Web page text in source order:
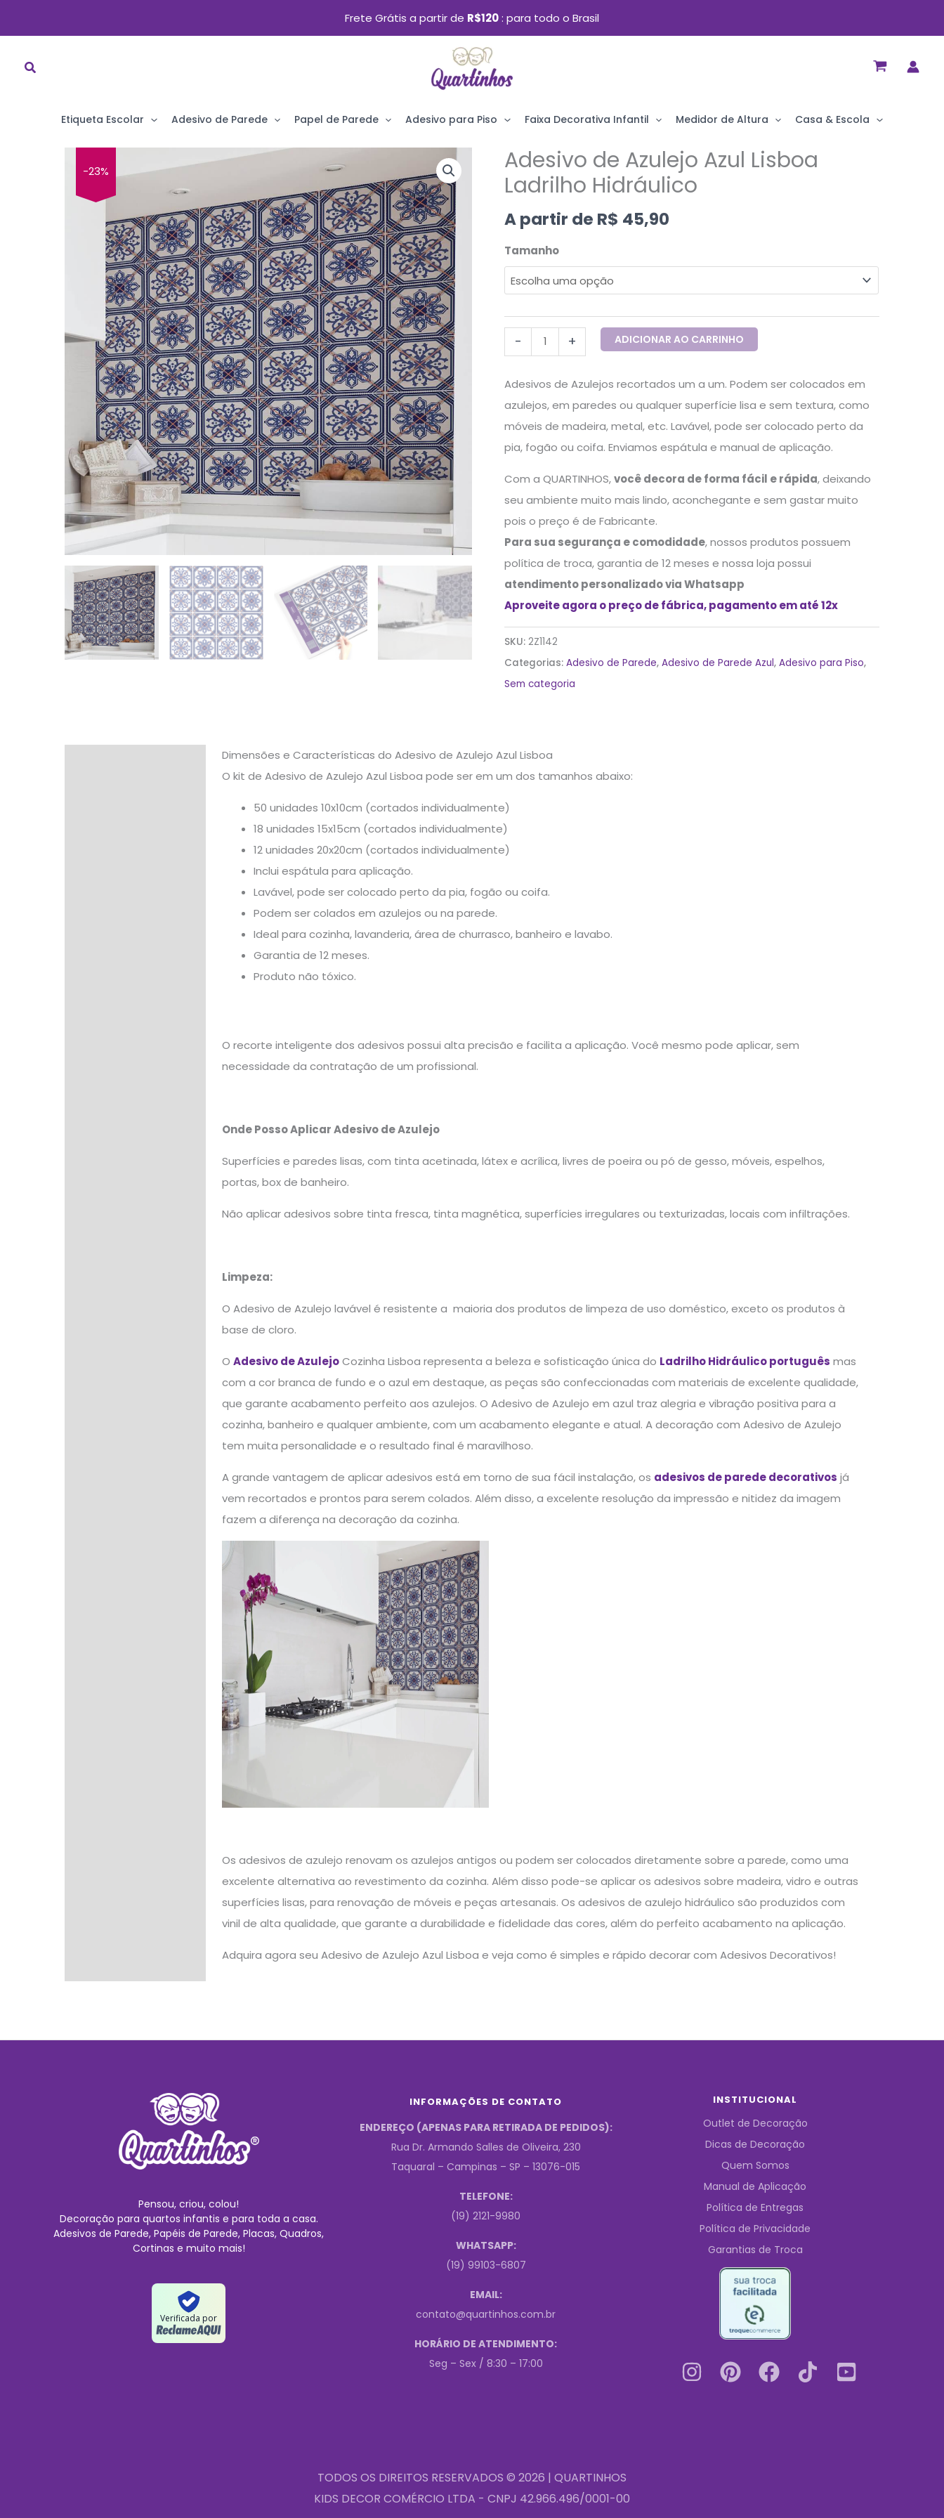
Ir
Frete Grátis a partir de R$120 para todo o Brasil
Etiqueta Escolar Adesivo de Parede Papel de Parede Adesivo para Piso Faixa Decorativa Infantil Medidor de Altura Casa & Escola
-23%
Adesivo de Azulejo Azul Lisboa
Ladrilho Hidráulico
A partir de R$ 45,90
Tamanho
-
Adesivo
de
Azul
Hidráulico
+ ADICIONAR AO CARRINHO
Adesivos de Azulejos recortados um a um. Podem ser colocados em
azulejos, em paredes ou qualquer superfície lisa e sem textura, como
móveis de madeira, metal, etc. Lavável, pode ser colocado perto da
pia, fogão ou coifa. Enviamos espátula e manual de aplicação.
Com a QUARTINHOS,você decora de forma fácil e rápida, deixando
seu ambiente muito mais lindo, aconchegante e sem gastar muito
pois o preço é de Fabricante.
Para sua segurança e comodidade, nossos produtos possuem
política de troca, garantia de 12 meses e nossa loja possui
atendimento personalizado via Whatsapp
Aproveite agora o preço de fábrica, pagamento em até 12x
SKU:2Z1142
Categorias:Adesivo de Parede,Adesivo de Parede Azul,Adesivo para Piso,
Sem categoria
Dimensões e Características do Adesivo de Azulejo Azul Lisboa
O kit de Adesivo de Azulejo Azul Lisboa pode ser em um dos tamanhos abaixo:
50 unidades 10x10cm (cortados individualmente)
18 unidades 15x15cm (cortados individualmente)
12 unidades 20x20cm (cortados individualmente)
Inclui espátula para aplicação.
Lavável, pode ser colocado perto da pia, fogão ou coifa.
Podem ser colados em azulejos ou na parede.
Ideal para cozinha, lavanderia, área de churrasco, banheiro e lavabo.
Garantia de 12 meses.
Produto não tóxico.
O recorte inteligente dos adesivos possui alta precisão e facilita a aplicação. Você mesmo pode aplicar, sem
necessidade da contratação de um profissional.
Onde Posso Aplicar Adesivo de Azulejo
Superfícies e paredes lisas, com tinta acetinada, látex e acrílica, livres de poeira ou pó de gesso, móveis, espelhos,
portas, box de banheiro.
Não aplicar adesivos sobre tinta fresca, tinta magnética, superfícies irregulares ou texturizadas, locais com infiltrações.
Limpeza:
O Adesivo de Azulejo lavável é resistente a maioria dos produtos de limpeza de uso doméstico, exceto os produtos à
base de cloro.
O Adesivo de AzulejoCozinha Lisboa representa a beleza e sofisticação única do Ladrilho Hidráulico português mas
com a cor branca de fundo e o azul em destaque, as peças são confeccionadas com materiais de excelente qualidade,
que garante acabamento perfeito aos azulejos. O Adesivo de Azulejo em azul traz alegria e vibração positiva para a
cozinha, banheiro e qualquer ambiente, com um acabamento elegante e atual. A decoração com Adesivo de Azulejo
tem muita personalidade e o resultado final é maravilhoso.
A grande vantagem de aplicar adesivos está em torno de sua fácil instalação, os adesivos de parede decorativos já
vem recortados e prontos para serem colados. Além disso, a excelente resolução da impressão e nitidez da imagem
fazem a diferença na decoração da cozinha.
Os adesivos de azulejo renovam os azulejos antigos ou podem ser colocados diretamente sobre a parede, como uma
excelente alternativa ao revestimento da cozinha. Além disso pode-se aplicar os adesivos sobre madeira, vidro e outras
superfícies lisas, para renovação de móveis e peças artesanais. Os adesivos de azulejo hidráulico são produzidos com
vinil de alta qualidade, que garante a durabilidade e fidelidade das cores, além do perfeito acabamento na aplicação.
Adquira agora seu Adesivo de Azulejo Azul Lisboa e veja como é simples e rápido decorar com Adesivos Decorativos!
Pensou, criou, colou!
Decoração para quartos infantis e para toda a casa.
Adesivos de Parede, Papéis de Parede, Placas, Quadros,
Cortinas e muito mais!
Verificada por
INFORMAÇÕES DE CONTATO
ENDEREÇO (APENAS PARA RETIRADA DE PEDIDOS):
Rua Dr. Armando Salles de Oliveira, 230
Taquaral – Campinas – SP – 13076-015
TELEFONE:
(19) 2121-9980
WHATSAPP:
(19) 99103-6807
EMAIL:
contato@quartinhos.com.br
HORÁRIO DE ATENDIMENTO:
Seg – Sex / 8:30 – 17:00
INSTITUCIONAL
Outlet de Decoração
Dicas de Decoração
Quem Somos
Manual de Aplicação
Política de Entregas
Política de Privacidade
Garantias de Troca
TODOS OS DIREITOS RESERVADOS © 2026 | QUARTINHOS
KIDS DECOR COMÉRCIO LTDA - CNPJ 42.966.496/0001-00